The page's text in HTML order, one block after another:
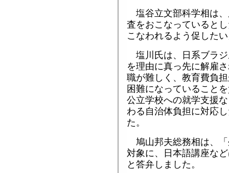
塩谷立文部科学相は
査をおこなっていると
こなわれるよう促した
塩川氏は、日系ブラ
を理由に真っ先に解雇
職が難しく、教育費負
困難になっていること
公立学校への就学支援
わる自治体負担に対応
た。
鳩山邦夫総務相は、
対象に、日本語講座な
と答弁しました。